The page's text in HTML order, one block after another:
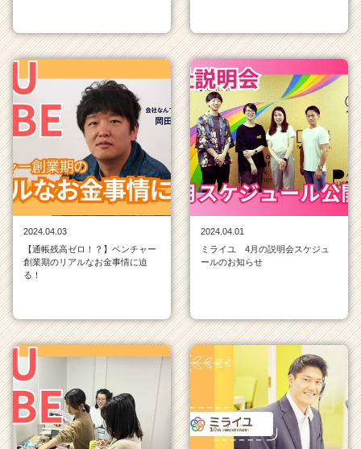
2024.04.03
【通帳残高ゼロ！？】ベンチャー
創業期のリアルなお金事情に迫
る！
2024.04.01
ミライユ 4月の説明会スケジュ
ールのお知らせ